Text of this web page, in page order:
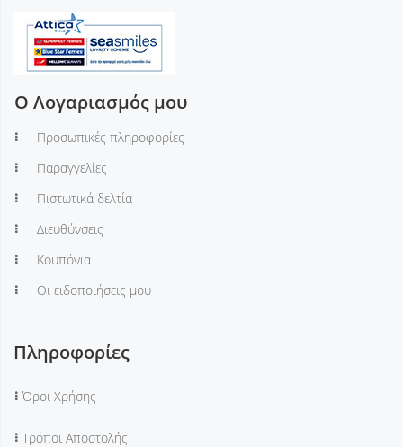
Ο Λογαριασμός μου
Προσωπικές πληροφορίες
Παραγγελίες
Πιστωτικά δελτία
Διευθύνσεις
Κουπόνια
Οι ειδοποιήσεις μου
Πληροφορίες
Όροι Χρήσης
Τρόποι Αποστολής